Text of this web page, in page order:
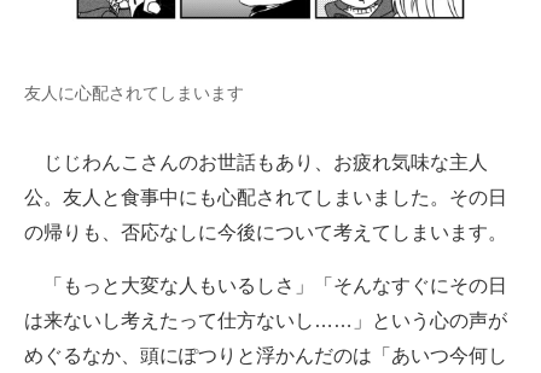
友人に心配されてしまいます
じじわんこさんのお世話もあり、お疲れ気味な主人
公。友人と食事中にも心配されてしまいました。その日
の帰りも、否応なしに今後について考えてしまいます。
「もっと大変な人もいるしさ」「そんなすぐにその日
は来ないし考えたって仕方ないし……」という心の声が
めぐるなか、頭にぽつりと浮かんだのは「あいつ今何し